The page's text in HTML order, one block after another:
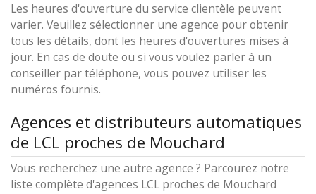
Les heures d'ouverture du service clientèle peuvent
varier. Veuillez sélectionner une agence pour obtenir
tous les détails, dont les heures d'ouvertures mises à
jour. En cas de doute ou si vous voulez parler à un
conseiller par téléphone, vous pouvez utiliser les
numéros fournis.
Agences et distributeurs automatiques
de LCL proches de Mouchard
Vous recherchez une autre agence ? Parcourez notre
liste complète d'agences LCL proches de Mouchard